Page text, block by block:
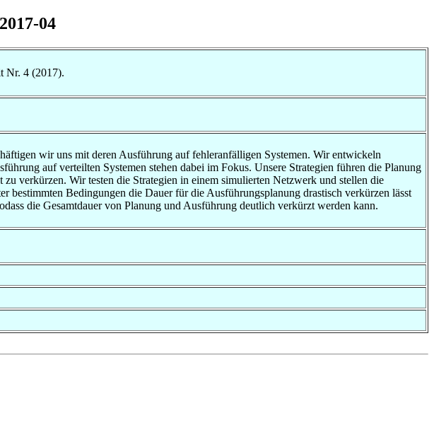
04
Nr. 4 (2017).
wir uns mit deren Ausführung auf fehleranfälligen Systemen. Wir entwickeln
auf verteilten Systemen stehen dabei im Fokus. Unsere Strategien führen die Planung
verkürzen. Wir testen die Strategien in einem simulierten Netzwerk und stellen die
bestimmten Bedingungen die Dauer für die Ausführungsplanung drastisch verkürzen lässt
die Gesamtdauer von Planung und Ausführung deutlich verkürzt werden kann.